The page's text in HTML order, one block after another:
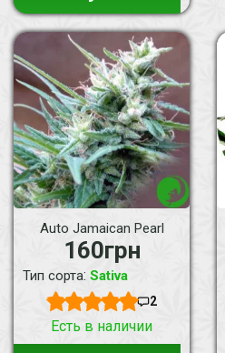
Auto Jamaican Pearl
160грн
Тип сорта: Sativa
2
Есть в наличии